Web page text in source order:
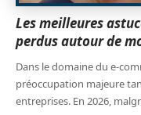
Les meilleures
perdus autour de
Dans le domaine du e-
préoccupation majeure
entreprises. En 2026,